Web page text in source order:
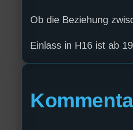
Ob die Beziehung
Einlass in H16 ist ab